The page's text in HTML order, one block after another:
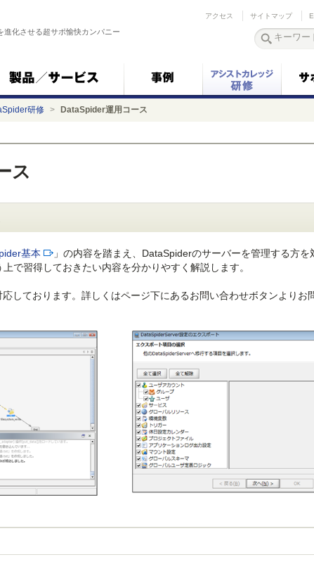
進化させる超サポ愉快カンパニー
アクセス サイトマップ
研修 > DataSpider運用コース
ス
基本
」の内容を踏まえ、DataSpiderのサーバーを管理する方を
で習得しておきたい内容を分かりやすく解説します。
応しております。詳しくはページ下にあるお問い合わせボタンよりお